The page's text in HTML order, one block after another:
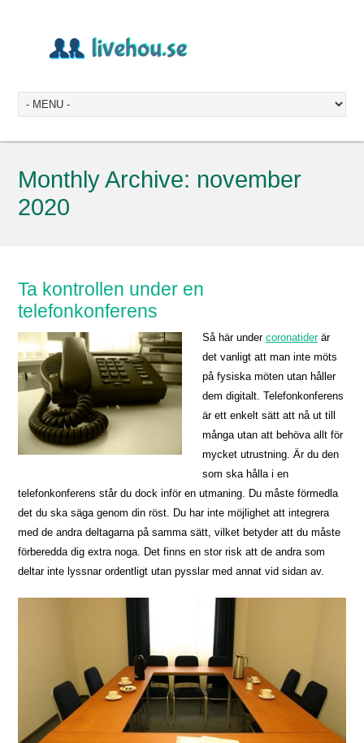
Monthly Archive: november
2020
Ta kontrollen under en
telefonkonferens
Så här under coronatiderär
det vanligt att man inte möts
på fysiska möten utan håller
dem digitalt. Telefonkonferens
är ett enkelt sätt att nå ut till
många utan att behöva allt för
mycket utrustning. Är du den
som ska hålla i en
telefonkonferens står du dock inför en utmaning. Du måste förmedla
det du ska säga genom din röst. Du har inte möjlighet att integrera
med de andra deltagarna på samma sätt, vilket betyder att du måste
förberedda dig extra noga. Det finns en stor risk att de andra som
deltar inte lyssnar ordentligt utan pysslar med annat vid sidan av.